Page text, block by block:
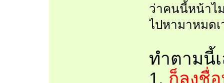
ว่าคนนี้หน้าไ
ไปหามาหมดเ
ทำตามนี้
1. ก็ลงชื่